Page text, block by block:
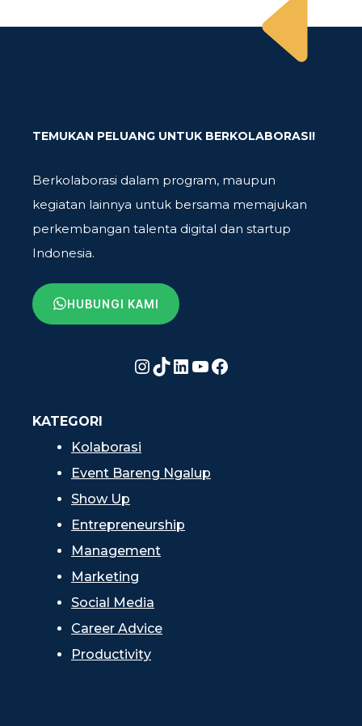
TEMUKAN PELUANG UNTUK BERKOLABORASI!
Berkolaborasi dalam program, maupun
kegiatan lainnya untuk bersama memajukan
perkembangan talenta digital dan startup
Indonesia.
HUBUNGI KAMI
Instagram
TikTok
LinkedIn
YouTube
Facebook
KATEGORI
Kolaborasi
Event Bareng Ngalup
Show Up
Entrepreneurship
Management
Marketing
Social Media
Career Advice
Productivity